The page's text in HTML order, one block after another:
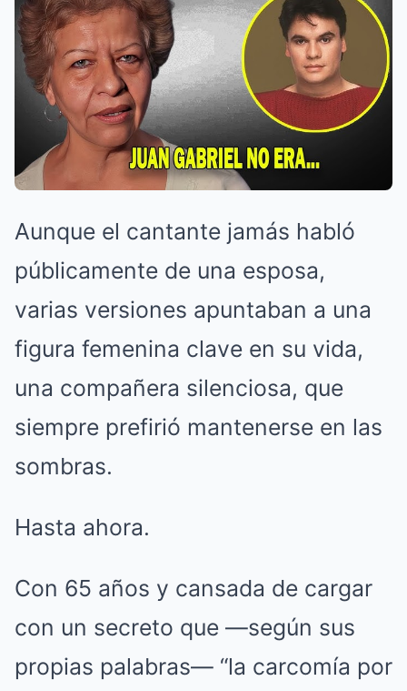
Aunque el cantante jamás habló
públicamente de una esposa,
varias versiones apuntaban a una
figura femenina clave en su vida,
una compañera silenciosa, que
siempre prefirió mantenerse en las
sombras.
Hasta ahora.
Con 65 años y cansada de cargar
con un secreto que —según sus
propias palabras— “la carcomía por